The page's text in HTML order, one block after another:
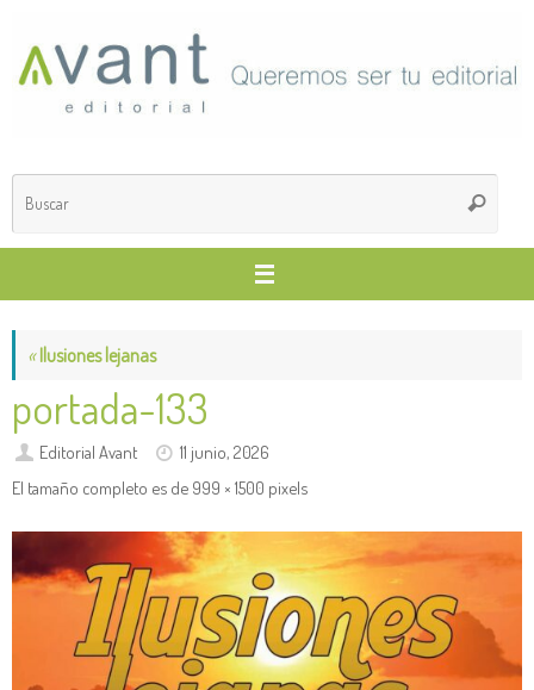
contenido
Buscar
«Ilusiones lejanas
portada-133
Editorial Avant
11 junio, 2026
El tamaño completo es de 999 × 1500 pixels